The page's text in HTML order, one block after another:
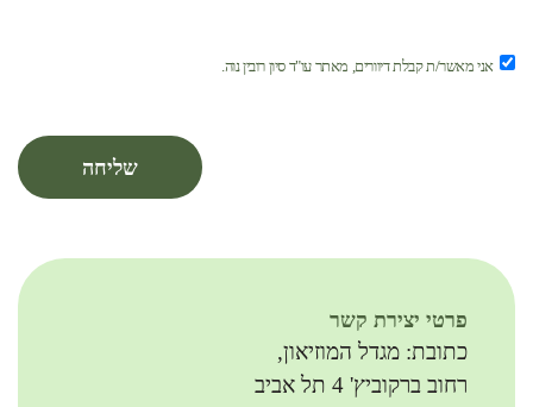
פרטי יצירת קשר
כתובת: מגדל המוזיאון,
רחוב ברקוביץ' 4 תל אביב
אני מאשר/ת קבלת דיוורים, מאתר עו"ד סיון רובין נוה.
שליחה